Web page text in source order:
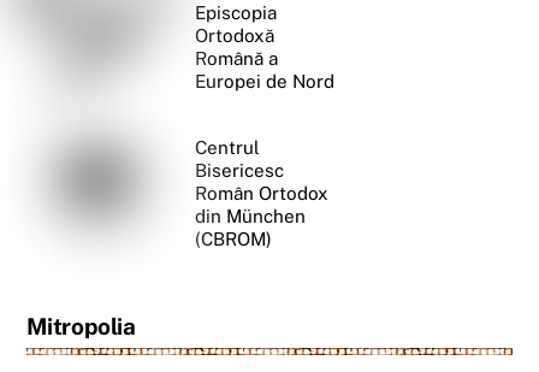
Episcopia
Ortodoxă
Română a
Europei de Nord
Centrul
Bisericesc
Român Ortodox
din München
(CBROM)
Mitropolia